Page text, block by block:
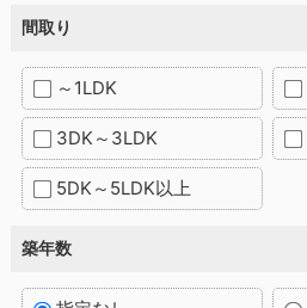
間取り
～1LDK
3DK～3LDK
5DK～5LDK以上
築年数